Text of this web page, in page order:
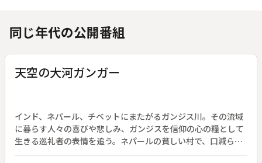
同じ年代の公開番組
天空の大河ガンガー
インド、ネパール、チベットにまたがるガンジス川。その流域
に暮らす人々の喜びや悲しみ、ガンジスを信仰の心の糧として
生きる巡礼者の表情を追う。ネパールの貧しい村で、口減らし
のために僧院に預けられてしまう８才の少女の姿、１２年に一